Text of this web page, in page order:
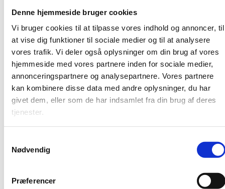
Denne hjemmeside bruger cookies
Vi bruger cookies til at tilpasse vores indhold og annoncer, til
at vise dig funktioner til sociale medier og til at analysere
vores trafik. Vi deler også oplysninger om din brug af vores
hjemmeside med vores partnere inden for sociale medier,
annonceringspartnere og analysepartnere. Vores partnere
kan kombinere disse data med andre oplysninger, du har
givet dem, eller som de har indsamlet fra din brug af deres
tjenester.
Nødvendig
Præferencer
Forskningen estimerer, at transportbranchen kan
reducere sine reduktioner med op til 30% gennem en
datadreven tilgang og forbedre deres effektivitet i
værdikæderne med op imod 50% og hermed styrke sin
konkurrenceposition over for globale spillere.
Transportbranchen er en betydelig bidragsyder til den
danske CO2 udledning. Hele 47% af erhvervslivets og
6% af Danmarks totale udledninger stammer fra
vejgodstransporten. Der er derfor al mulig grund til at
elektrificering af køretøjsflåden åbner der sig i disse år
placeringen i realtid og hermed kunne optimere